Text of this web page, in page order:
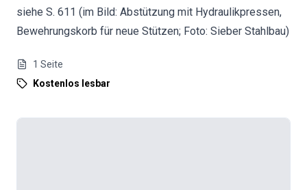
siehe S. 611 (im Bild: Abstützung mit Hydraulikpressen,
Bewehrungskorb für neue Stützen; Foto: Sieber Stahlbau)
1 Seite
Kostenlos lesbar